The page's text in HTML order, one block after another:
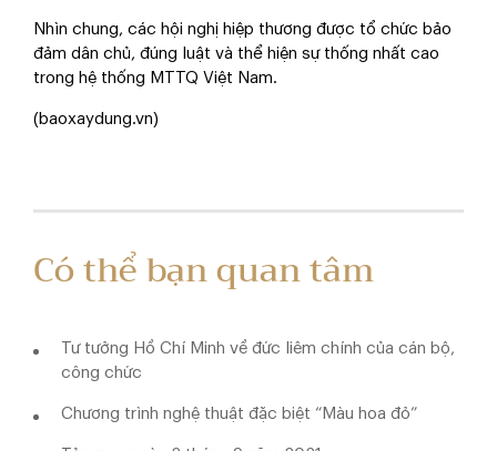
Nhìn chung, các hội nghị hiệp thương được tổ chức bảo
đảm dân chủ, đúng luật và thể hiện sự thống nhất cao
trong hệ thống MTTQ Việt Nam.
(baoxaydung.vn)
Có thể bạn quan tâm
Tư tưởng Hồ Chí Minh về đức liêm chính của cán bộ,
công chức
Chương trình nghệ thuật đặc biệt “Màu hoa đỏ”